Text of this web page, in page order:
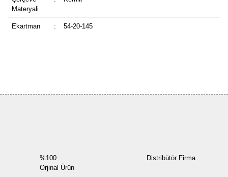
Materyali
Ekartman : 54-20-145
%100
Orjinal Ürün
Distribütör Firma